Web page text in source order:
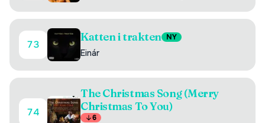
73
Katten i trakten NY
Einár
74
The Christmas Song (Merry
Christmas To You)
6